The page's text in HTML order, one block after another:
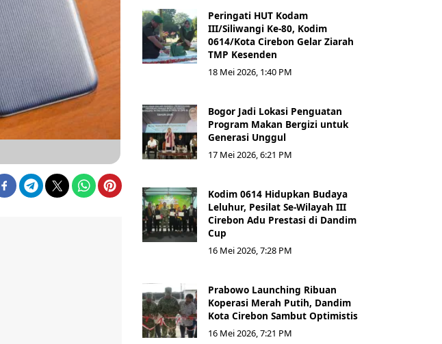
Peringati HUT Kodam
III/Siliwangi Ke-80, Kodim
0614/Kota Cirebon Gelar Ziarah
TMP Kesenden
18 Mei 2026, 1:40 PM
Bogor Jadi Lokasi Penguatan
Program Makan Bergizi untuk
Generasi Unggul
17 Mei 2026, 6:21 PM
Kodim 0614 Hidupkan Budaya
Leluhur, Pesilat Se-Wilayah III
Cirebon Adu Prestasi di Dandim
Cup
16 Mei 2026, 7:28 PM
Prabowo Launching Ribuan
Koperasi Merah Putih, Dandim
Kota Cirebon Sambut Optimistis
16 Mei 2026, 7:21 PM